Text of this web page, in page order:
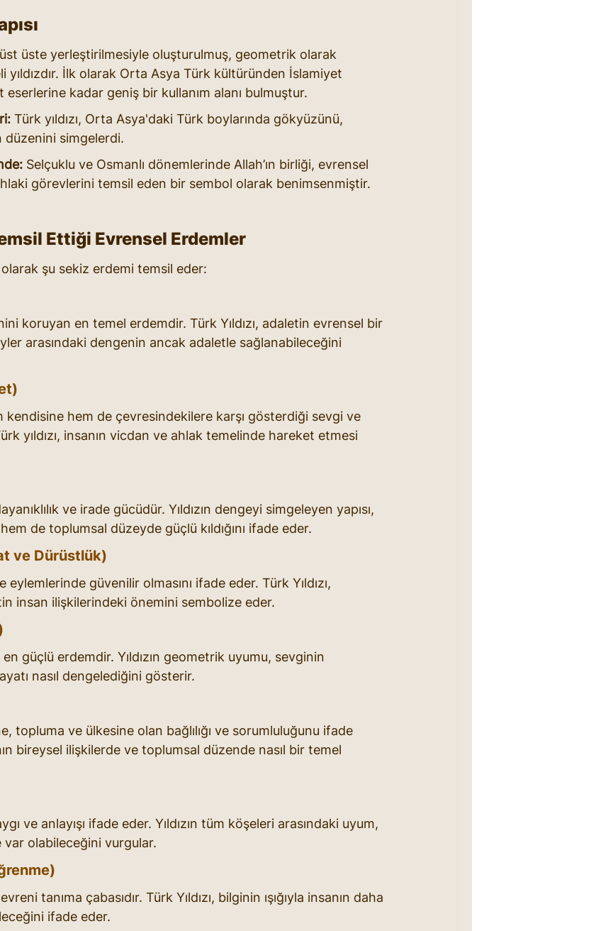
üst üste yerleştirilmesiyle oluşturulmuş, geometrik olarak
yıldızdır. İlk olarak Orta Asya Türk kültüründen İslamiyet
eserlerine kadar geniş bir kullanım alanı bulmuştur.
Türk yıldızı, Orta Asya'daki Türk boylarında gökyüzünü,
düzenini simgelerdi.
Selçuklu ve Osmanlı dönemlerinde Allah’ın birliği, evrensel
görevlerini temsil eden bir sembol olarak benimsenmiştir.
Ettiği Evrensel Erdemler
olarak şu sekiz erdemi temsil eder:
koruyan en temel erdemdir. Türk Yıldızı, adaletin evrensel bir
arasındaki dengenin ancak adaletle sağlanabileceğini
kendisine hem de çevresindekilere karşı gösterdiği sevgi ve
yıldızı, insanın vicdan ve ahlak temelinde hareket etmesi
ve irade gücüdür. Yıldızın dengeyi simgeleyen yapısı,
de toplumsal düzeyde güçlü kıldığını ifade eder.
ve Dürüstlük)
güvenilir olmasını ifade eder. Türk Yıldızı,
insan ilişkilerindeki önemini sembolize eder.
güçlü erdemdir. Yıldızın geometrik uyumu, sevginin
nasıl dengelediğini gösterir.
topluma ve ülkesine olan bağlılığı ve sorumluluğunu ifade
bireysel ilişkilerde ve toplumsal düzende nasıl bir temel
ve anlayışı ifade eder. Yıldızın tüm köşeleri arasındaki uyum,
var olabileceğini vurgular.
tanıma çabasıdır. Türk Yıldızı, bilginin ışığıyla insanın daha
ifade eder.